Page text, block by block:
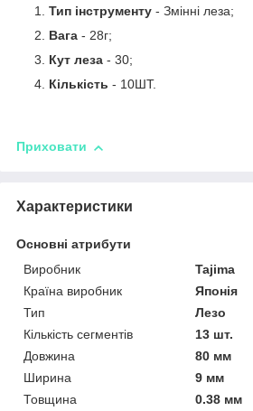
Тип інструменту - Змінні леза;
Вага - 28г;
Кут леза - 30;
Кількість - 10ШТ.
Приховати
Характеристики
Основні атрибути
Виробник
Tajima
Країна виробник
Японія
Тип
Лезо
Кількість сегментів
13 шт.
Довжина
80 мм
Ширина
9 мм
Товщина
0.38 мм